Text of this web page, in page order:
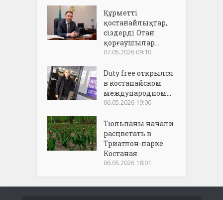
Құрметті
қостанайлықтар,
сіздерді Отан
қорғаушылар...
07.05.2026 09:10
Duty free открылся
в костанайском
международном...
06.05.2026 19:00
Тюльпаны начали
расцветать в
Триатлон-парке
Костаная
06.05.2026 18:01